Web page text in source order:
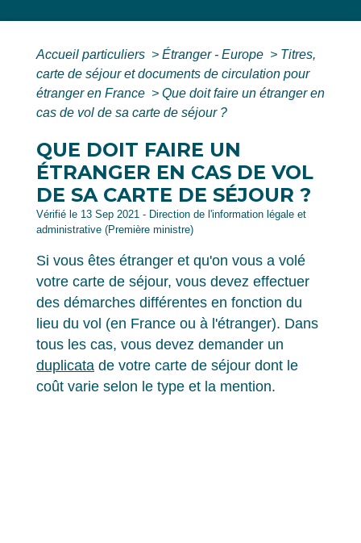
Accueil particuliers > Étranger - Europe > Titres,
carte de séjour et documents de circulation pour
étranger en France > Que doit faire un étranger en
cas de vol de sa carte de séjour ?
QUE DOIT FAIRE UN
ÉTRANGER EN CAS DE VOL
DE SA CARTE DE SÉJOUR ?
Vérifié le 13 Sep 2021 - Direction de l'information légale et
administrative (Première ministre)
Si vous êtes étranger et qu'on vous a volé
votre carte de séjour, vous devez effectuer
des démarches différentes en fonction du
lieu du vol (en France ou à l'étranger). Dans
tous les cas, vous devez demander un
duplicata de votre carte de séjour dont le
coût varie selon le type et la mention.